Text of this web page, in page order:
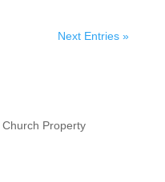
Next Entries »
Property